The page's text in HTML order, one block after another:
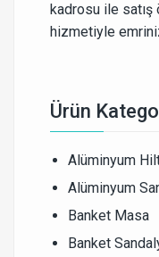
kadrosu ile satış
hizmetiyle
Ürün
Alüminyum
Alüminyum
Banket Masa
Banket